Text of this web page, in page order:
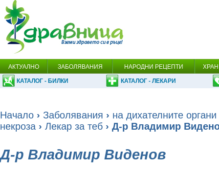
АКТУАЛНО ЗАБОЛЯВАНИЯ НАРОДНИ РЕЦЕПТИ
КАТАЛОГ - БИЛКИ КАТАЛОГ - ЛЕКАРИ
Начало › Заболявания › на дихателните
некроза › Лекар за теб › Д-р Владимир
Д-р Владимир Виденов